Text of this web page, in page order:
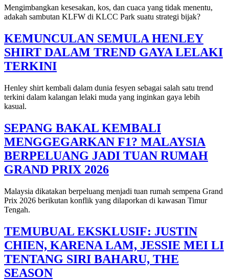
Mengimbangkan kesesakan, kos, dan cuaca yang tidak menentu,
adakah sambutan KLFW di KLCC Park suatu strategi bijak?
KEMUNCULAN SEMULA HENLEY
SHIRT DALAM TREND GAYA LELAKI
TERKINI
Henley shirt kembali dalam dunia fesyen sebagai salah satu trend
terkini dalam kalangan lelaki muda yang inginkan gaya lebih
kasual.
SEPANG BAKAL KEMBALI
MENGGEGARKAN F1? MALAYSIA
BERPELUANG JADI TUAN RUMAH
GRAND PRIX 2026
Malaysia dikatakan berpeluang menjadi tuan rumah sempena Grand
Prix 2026 berikutan konflik yang dilaporkan di kawasan Timur
Tengah.
TEMUBUAL EKSKLUSIF: JUSTIN
CHIEN, KARENA LAM, JESSIE MEI LI
TENTANG SIRI BAHARU, THE
SEASON